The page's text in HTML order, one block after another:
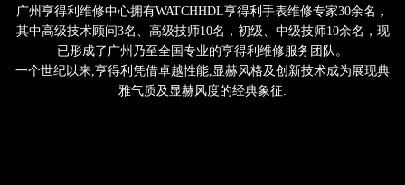
广州亨得利维修中心拥有WATCHHDL亨得利手表维修专家30余名，
其中高级技术顾问3名、高级技师10名，初级、中级技师10余名，现
已形成了广州乃至全国专业的亨得利维修服务团队。
一个世纪以来,亨得利凭借卓越性能,显赫风格及创新技术成为展现典
雅气质及显赫风度的经典象征.